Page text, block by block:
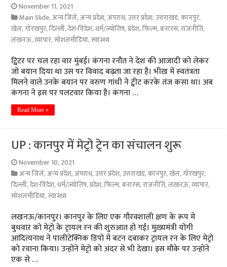
November 11, 2021
Main Slide,अन्य जिले,अन्य प्रदेश,अपराध,उत्तर प्रदेश,उत्तराखंड,कानपुर,
खेल,गोरखपुर,दिल्ली,देश-विदेश, धर्म/ज्योतिष,प्रदेश,फिल्म,बनारस,राजनीति,
लखनऊ,व्यापार,सोशलमीडिया,स्वास्थ्य
ट्विटर पर चल रहा वार मुंबई। कंगना रनौत ने देश की आजादी को लेकर
जो बयान दिया था उस पर विवाद बढ़ता जा रहा है। भीख में स्वतंत्रता
मिलने वाले उनके बयान पर वरुण गांधी ने ट्वीट करके तंज कसा था। अब
कंगना ने इस पर पलटवार किया है। कंगना …
Read More »
UP : कानपुर में मेट्रो ट्रेन का संचालन शुरू
November 10, 2021
अन्य जिले,अन्य प्रदेश,अपराध,उत्तर प्रदेश,उत्तराखंड,कानपुर,खेल,गोरखपुर,
दिल्ली,देश-विदेश, धर्म/ज्योतिष,प्रदेश,फिल्म,बनारस,राजनीति,लखनऊ,व्यापार,
सोशलमीडिया,स्वास्थ्य
लखनऊ/कानपुर। कानपुर के लिए एक गौरवशाली क्षण के रूप में
बुधवार को मेट्रो के ट्रायल रन की शुरुआत हो गई। मुख्यमंत्री योगी
आदित्यनाथ ने पालीटेक्निक डिपो में बटन दबाकर ट्रायल रन के लिए मेट्रो
को रवाना किया। उन्होंने मेट्रो को अंदर से भी देखा। इस मौके पर उन्होंने
एक से …